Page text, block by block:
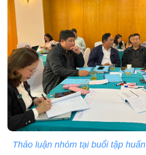
Thảo luận nhóm tại buổi tập huấn